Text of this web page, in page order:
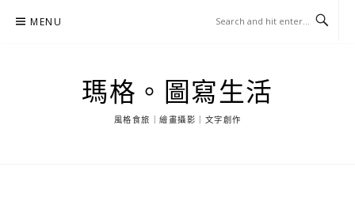
MENU
瑪格。圖寫生活
風格食旅｜繪畫攝影｜文字創作